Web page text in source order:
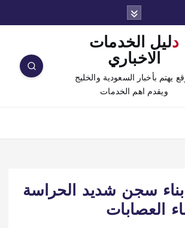
دليل الخدمات
الاخباري
يهتم بأخبار السعودية والخليج
ويقدم اهم الخدمات
بناء سجن شديد الحراسة
العصابات